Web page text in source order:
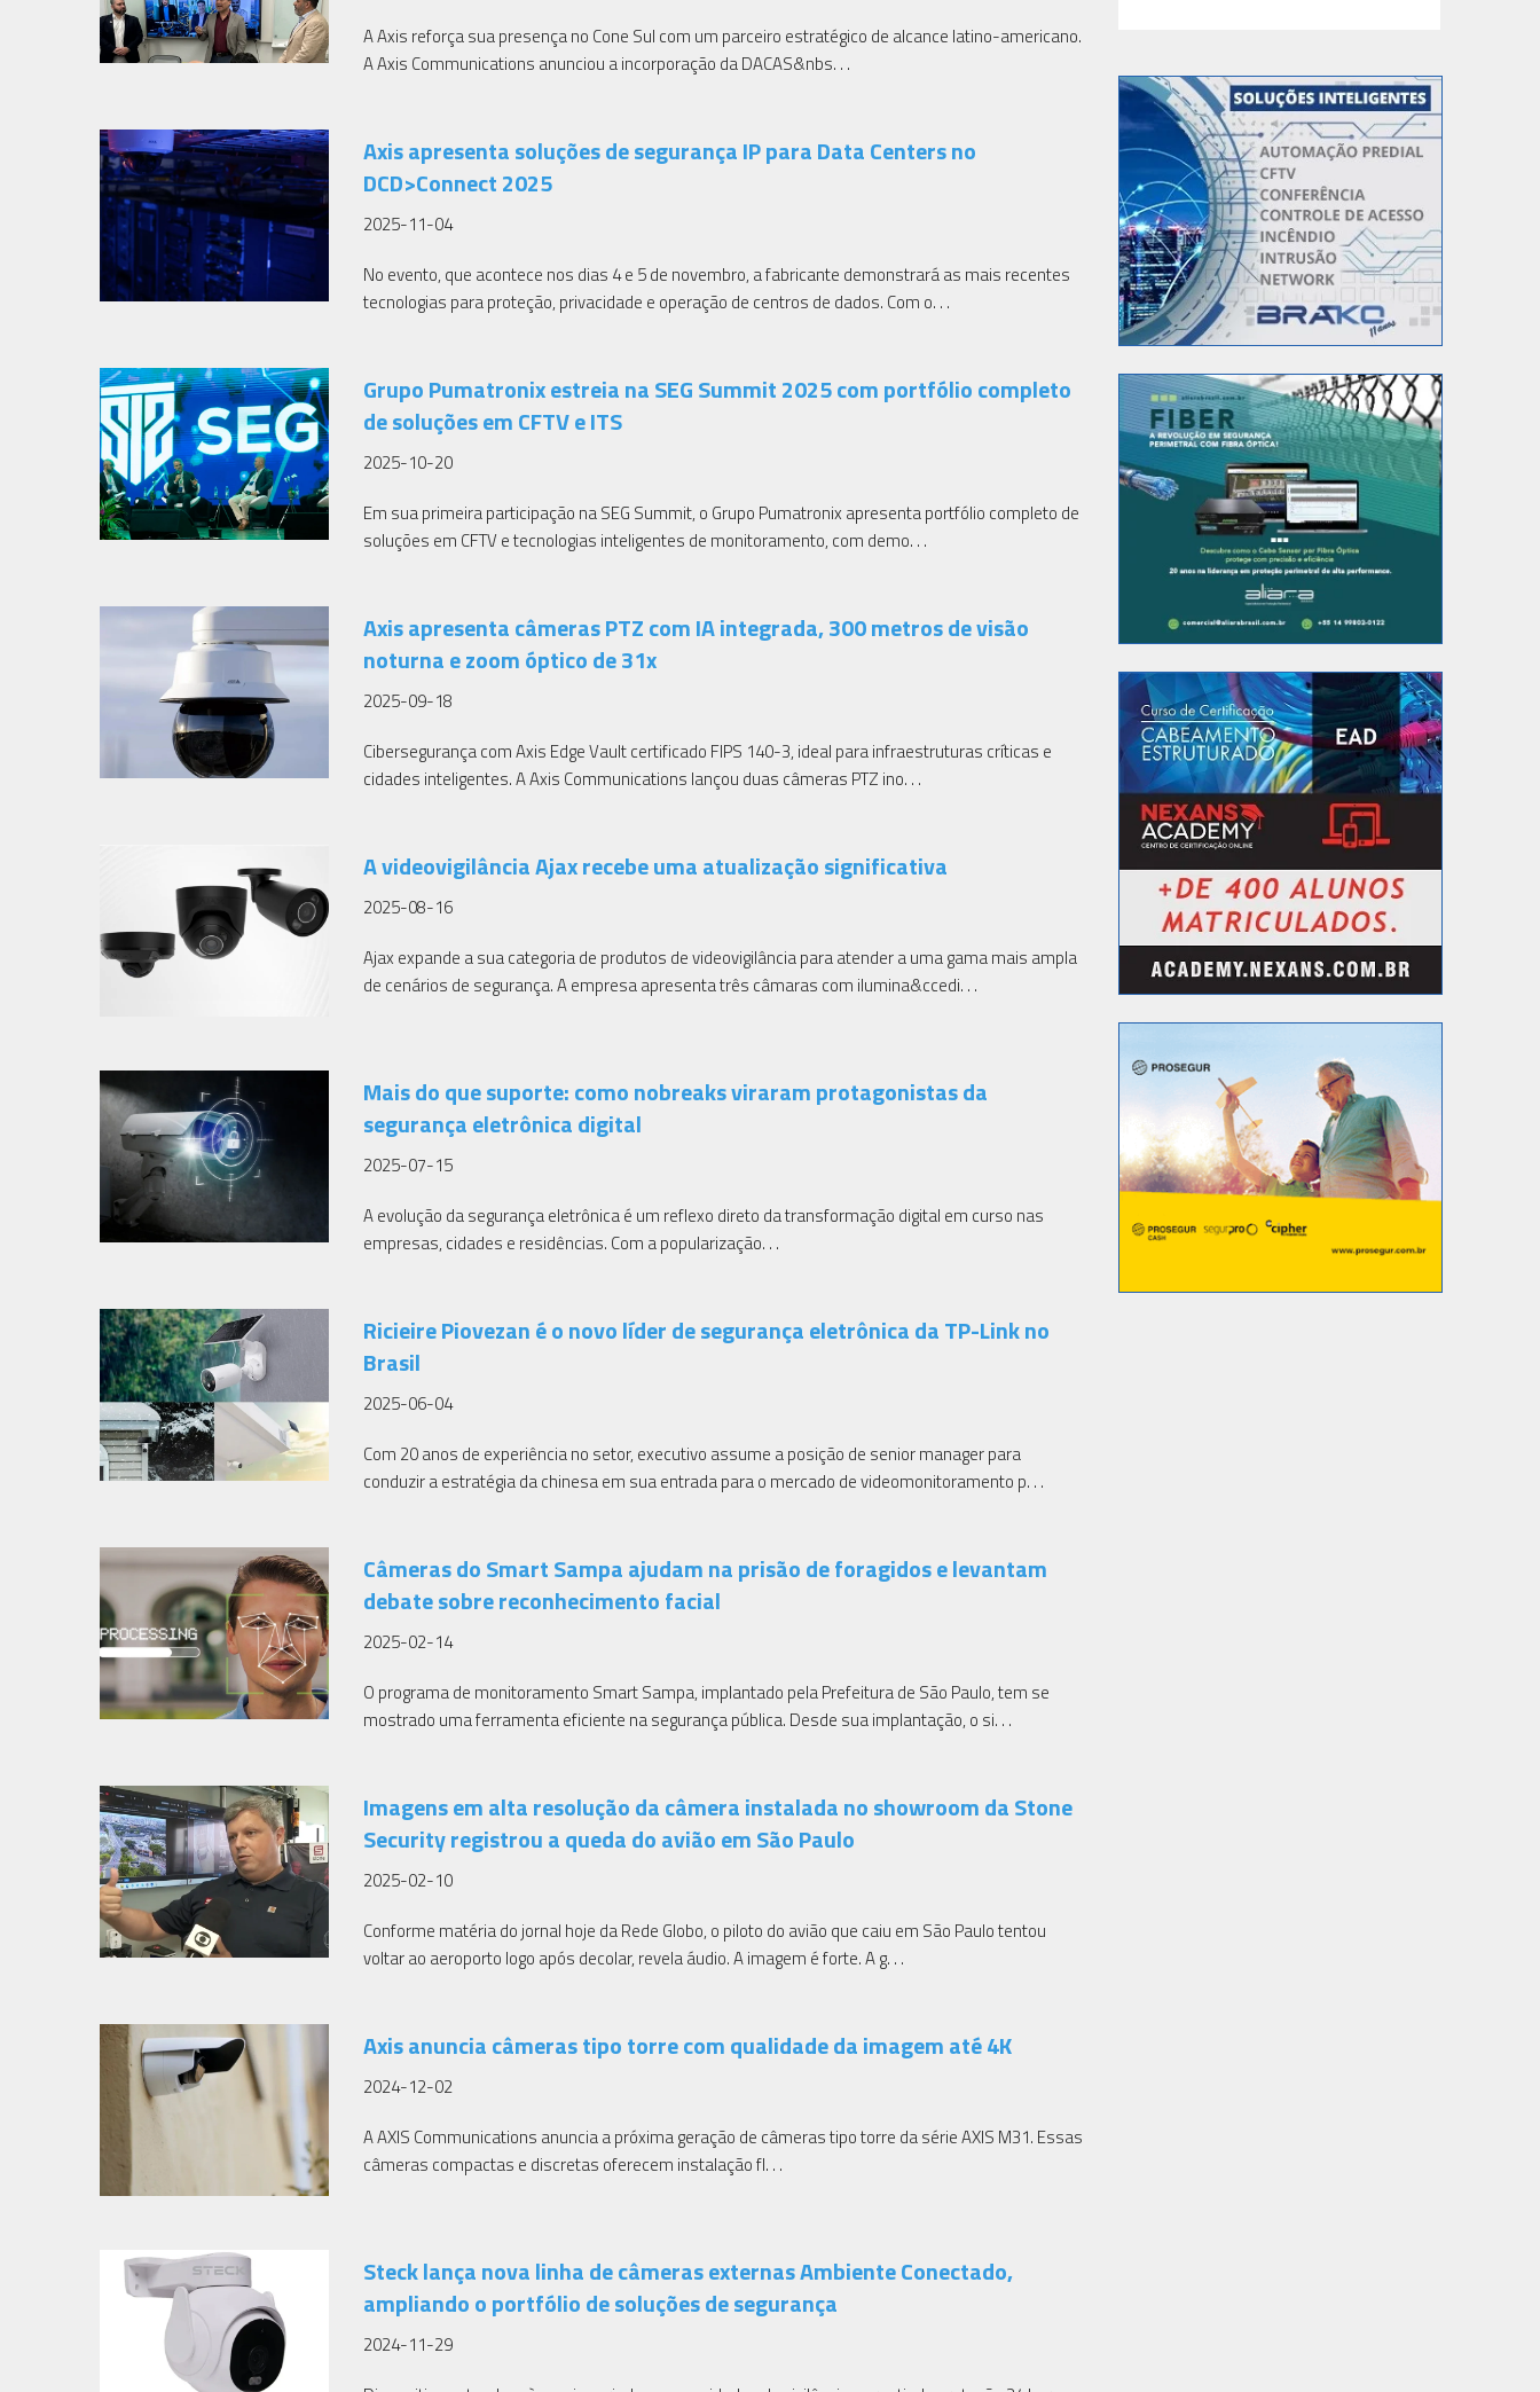
A Axis reforça sua presença no Cone Sul com um parceiro estratégico de alcance latino-americano.
A Axis Communications anunciou a incorporação da DACAS&nbs. . .
Axis apresenta soluções de segurança IP para Data Centers no
DCD>Connect 2025
2025-11-04
No evento, que acontece nos dias 4 e 5 de novembro, a fabricante demonstrará as mais recentes
tecnologias para proteção, privacidade e operação de centros de dados. Com o. . .
Grupo Pumatronix estreia na SEG Summit 2025 com portfólio completo
de soluções em CFTV e ITS
2025-10-20
Em sua primeira participação na SEG Summit, o Grupo Pumatronix apresenta portfólio completo de
soluções em CFTV e tecnologias inteligentes de monitoramento, com demo. . .
Axis apresenta câmeras PTZ com IA integrada, 300 metros de visão
noturna e zoom óptico de 31x
2025-09-18
Cibersegurança com Axis Edge Vault certificado FIPS 140-3, ideal para infraestruturas críticas e
cidades inteligentes. A Axis Communications lançou duas câmeras PTZ ino. . .
A videovigilância Ajax recebe uma atualização significativa
2025-08-16
Ajax expande a sua categoria de produtos de videovigilância para atender a uma gama mais ampla
de cenários de segurança. A empresa apresenta três câmaras com ilumina&ccedi. . .
Mais do que suporte: como nobreaks viraram protagonistas da
segurança eletrônica digital
2025-07-15
A evolução da segurança eletrônica é um reflexo direto da transformação digital em curso nas
empresas, cidades e residências. Com a popularização. . .
Ricieire Piovezan é o novo líder de segurança eletrônica da TP-Link no
Brasil
2025-06-04
Com 20 anos de experiência no setor, executivo assume a posição de senior manager para
conduzir a estratégia da chinesa em sua entrada para o mercado de videomonitoramento p. . .
Câmeras do Smart Sampa ajudam na prisão de foragidos e levantam
debate sobre reconhecimento facial
2025-02-14
O programa de monitoramento Smart Sampa, implantado pela Prefeitura de São Paulo, tem se
mostrado uma ferramenta eficiente na segurança pública. Desde sua implantação, o si. . .
Imagens em alta resolução da câmera instalada no showroom da Stone
Security registrou a queda do avião em São Paulo
2025-02-10
Conforme matéria do jornal hoje da Rede Globo, o piloto do avião que caiu em São Paulo tentou
voltar ao aeroporto logo após decolar, revela áudio. A imagem é forte. A g. . .
Axis anuncia câmeras tipo torre com qualidade da imagem até 4K
2024-12-02
A AXIS Communications anuncia a próxima geração de câmeras tipo torre da série AXIS M31. Essas
câmeras compactas e discretas oferecem instalação fl. . .
Steck lança nova linha de câmeras externas Ambiente Conectado,
ampliando o portfólio de soluções de segurança
2024-11-29